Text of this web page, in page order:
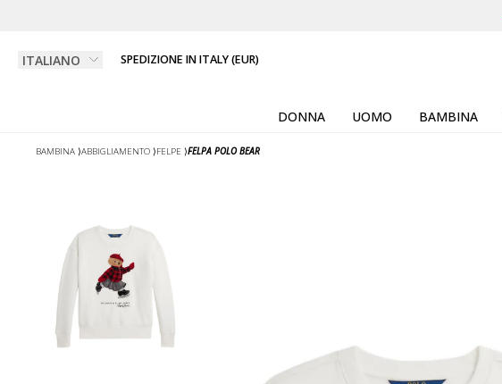
SPEDIZIONE IN ITALY (EUR)
DONNA UOMO BAMBINA
BAMBINA ⟩ABBIGLIAMENTO ⟩FELPE ⟩FELPA POLO BEAR